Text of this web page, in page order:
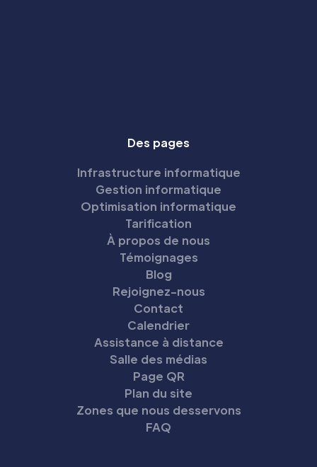
Des pages
Infrastructure informatique
Gestion informatique
Optimisation informatique
Tarification
À propos de nous
Témoignages
Blog
Rejoignez-nous
Contact
Calendrier
Assistance à distance
Salle des médias
Page QR
Plan du site
Zones que nous desservons
FAQ